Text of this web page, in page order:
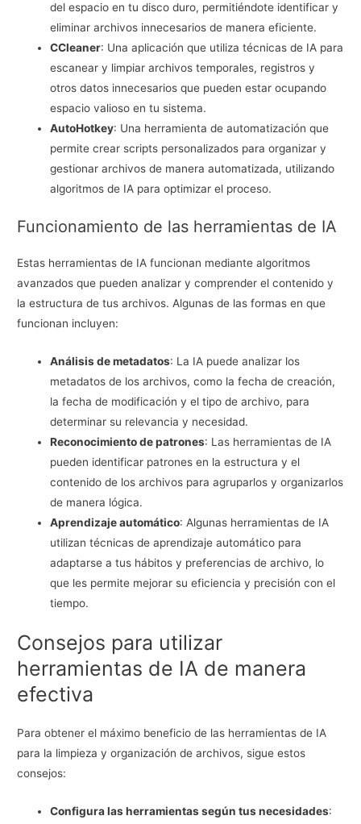
del espacio en tu disco duro, permitiéndote identificar y
eliminar archivos innecesarios de manera eficiente.
CCleaner: Una aplicación que utiliza técnicas de IA para
escanear y limpiar archivos temporales, registros y
otros datos innecesarios que pueden estar ocupando
espacio valioso en tu sistema.
AutoHotkey: Una herramienta de automatización que
permite crear scripts personalizados para organizar y
gestionar archivos de manera automatizada, utilizando
algoritmos de IA para optimizar el proceso.
Funcionamiento de las herramientas de IA
Estas herramientas de IA funcionan mediante algoritmos
avanzados que pueden analizar y comprender el contenido y
la estructura de tus archivos. Algunas de las formas en que
funcionan incluyen:
Análisis de metadatos: La IA puede analizar los
metadatos de los archivos, como la fecha de creación,
la fecha de modificación y el tipo de archivo, para
determinar su relevancia y necesidad.
Reconocimiento de patrones: Las herramientas de IA
pueden identificar patrones en la estructura y el
contenido de los archivos para agruparlos y organizarlos
de manera lógica.
Aprendizaje automático: Algunas herramientas de IA
utilizan técnicas de aprendizaje automático para
adaptarse a tus hábitos y preferencias de archivo, lo
que les permite mejorar su eficiencia y precisión con el
tiempo.
Consejos para utilizar
herramientas de IA de manera
efectiva
Para obtener el máximo beneficio de las herramientas de IA
para la limpieza y organización de archivos, sigue estos
consejos:
Configura las herramientas según tus necesidades: